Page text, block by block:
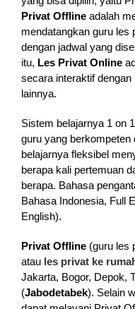
Privat Offlineadalah
mendatangkan guru
dengan jadwal yang
itu, Les Privat Online
secara interaktif
lainnya.
Sistem belajarnya 1 on
guru yang berkompeten
belajarnya fleksibel
berapa kali pertemuan
berapa. Bahasa
Bahasa Indonesia, Full
English).
Privat Offline(guru les
ataules privat ke
Jakarta, Bogor, Depok,
(Jabodetabek). Selain